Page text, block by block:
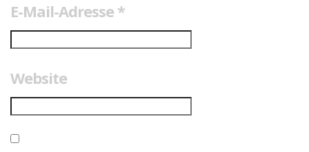
E-Mail-Adresse *
Website